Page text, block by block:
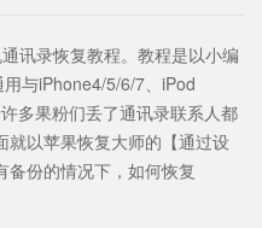
讯录恢复教程。教程是以小编
与iPhone4/5/6/7、iPod
多果粉们丢了通讯录联系人都
就以苹果恢复大师的【通过设
份的情况下，如何恢复